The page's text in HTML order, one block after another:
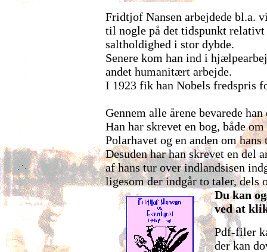
Fridtjof Nansen arbejdede bl.a.
til nogle på det tidspunkt relativt
saltholdighed i stor dybde.
Senere kom han ind i
andet humanitært arbejde.
I 1923 fik han Nobels fredspris
Gennem alle årene bevarede
Han har skrevet en bog, både
Polarhavet og en anden om
Desuden har han skrevet en
af hans tur over indlandsisen
ligesom der indgår to taler,
Du kan
ved at
Pdf-filer
der kan